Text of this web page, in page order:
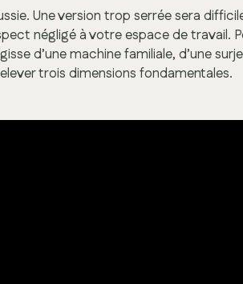
Une version trop serrée sera
négligé à votre espace de travail.
d’une machine familiale, d’une
trois dimensions fondamentales.